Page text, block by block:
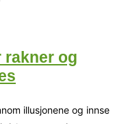
og
illusjonene og innse